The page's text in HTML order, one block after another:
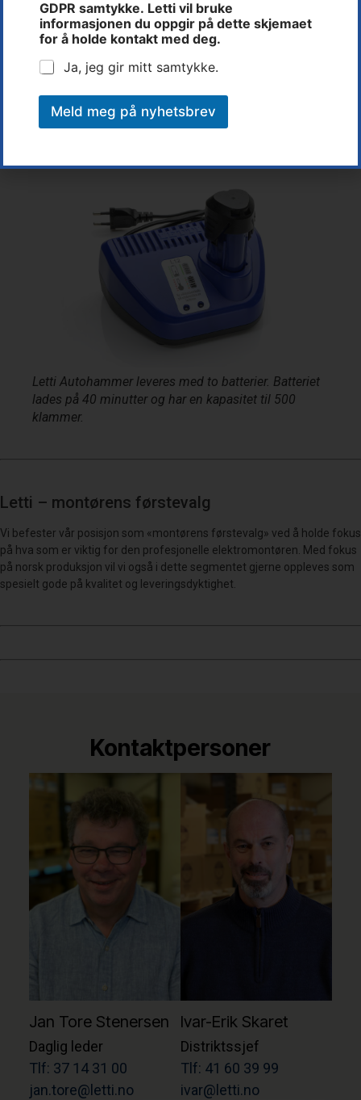
Lader og to batterier følger med – alt samlet i
praktisk verktøykoffert.
Med to ergonomisk utformede grep kan verktøyet
brukes i ulike posisjoner.
Letti Autohammer leveres med to batterier. Batteriet
lades på 40 minutter og har en kapasitet til 500
klammer.
Letti – montørens førstevalg
Vi befester vår posisjon som «montørens førstevalg» ved å holde fokus
på hva som er viktig for den profesjonelle elektromontøren. Med fokus
på norsk produksjon vil vi også i dette segmentet gjerne oppleves som
spesielt gode på kvalitet og leveringsdyktighet.
Kontaktpersoner
Jan Tore Stenersen
Daglig leder
Tlf: 37 14 31 00
jan.tore@letti.no
Ivar-Erik Skaret
Distriktssjef
Tlf: 41 60 39 99
ivar@letti.no
GDPR samtykke. Letti vil bruke
informasjonen du oppgir på dette skjemaet
for å holde kontakt med deg.
Ja, jeg gir mitt samtykke.
Meld meg på nyhetsbrev